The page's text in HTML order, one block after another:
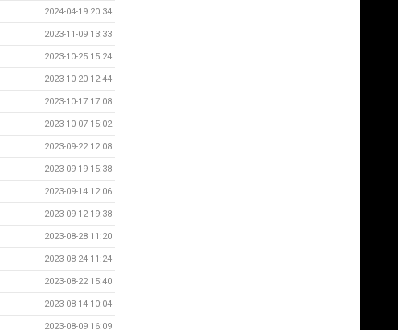
2024-04-19 20:34
2023-11-09 13:33
2023-10-25 15:24
2023-10-20 12:44
2023-10-17 17:08
2023-10-07 15:02
2023-09-22 12:08
2023-09-19 15:38
2023-09-14 12:06
2023-09-12 19:38
2023-08-28 11:20
2023-08-24 11:24
2023-08-22 15:40
2023-08-14 10:04
2023-08-09 16:09